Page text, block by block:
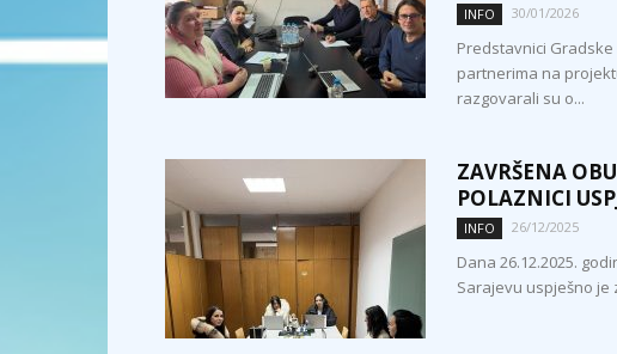
INFO 30/01/2026
Predstavnici
partnerima na
razgovarali su o...
ZAVRŠENA
POLAZNICI
INFO 26/12/2025
Dana 26.12.2025.
Sarajevu uspješno je